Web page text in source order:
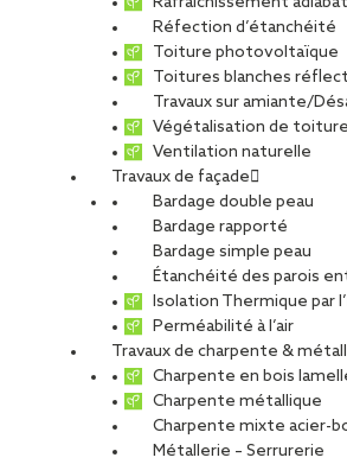
Réfection d’étanchéité
Toiture photovoltaïque
Toitures blanches
Travaux sur amiante/
Végétalisation de toiture
Ventilation naturelle
Travaux de façade
Bardage double peau
Bardage rapporté
Bardage simple peau
Étanchéité des parois
Isolation Thermique par
Perméabilité à l’air
Travaux de charpente &
Charpente en bois
Charpente métallique
Charpente mixte acier-
Métallerie – Serrurerie